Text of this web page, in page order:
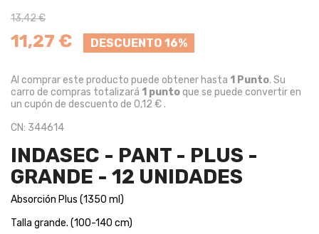
13,42 €
11,27 € DESCUENTO 16%
Al comprar este producto puede obtener hasta 1 Punto. Su
carro de compras totalizará 1 puntoque se puede convertir en
un cupón de descuento de 0,12 €.
CN: 344614
INDASEC - PANT - PLUS -
GRANDE - 12 UNIDADES
Absorción Plus (1350 ml)
Talla grande. (100-140 cm)